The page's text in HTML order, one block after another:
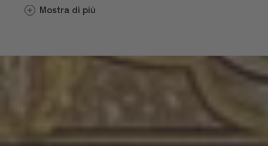
del commercio a Bressanone.
Mostra di più